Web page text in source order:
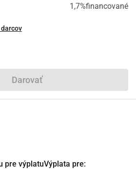
1,7%financované
Darovať
pre výplatuVýplata pre: